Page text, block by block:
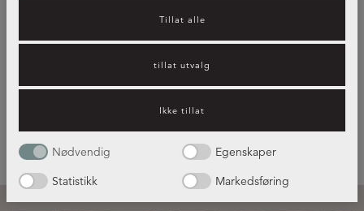
Tillat alle
tillat utvalg
Ikke tillat
Nødvendig
Egenskaper
Statistikk
Markedsføring
Kjøkkeninspirasjon – hvilket
kjøkken passer best for deg?
Les mer her!